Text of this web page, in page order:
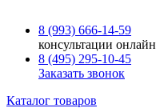
8 (993) 666-14-59
консультации онлайн
8 (495) 295-10-45
Заказать звонок
Каталог товаров